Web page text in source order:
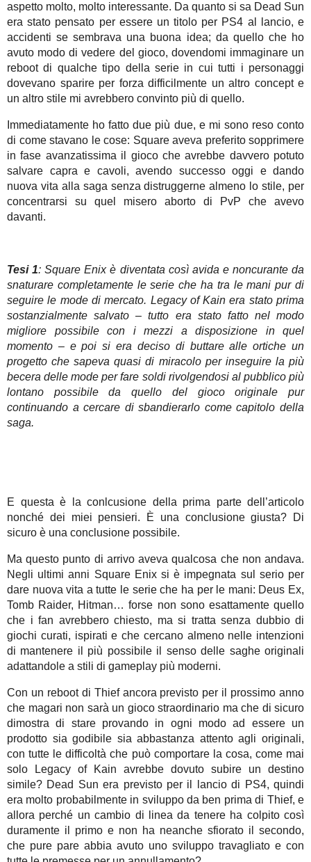
aspetto molto, molto interessante. Da quanto si sa Dead Sun
era stato pensato per essere un titolo per PS4 al lancio, e
accidenti se sembrava una buona idea; da quello che ho
avuto modo di vedere del gioco, dovendomi immaginare un
reboot di qualche tipo della serie in cui tutti i personaggi
dovevano sparire per forza difficilmente un altro concept e
un altro stile mi avrebbero convinto più di quello.
Immediatamente ho fatto due più due, e mi sono reso conto
di come stavano le cose: Square aveva preferito sopprimere
in fase avanzatissima il gioco che avrebbe davvero potuto
salvare capra e cavoli, avendo successo oggi e dando
nuova vita alla saga senza distruggerne almeno lo stile, per
concentrarsi su quel misero aborto di PvP che avevo
davanti.
Tesi 1: Square Enix è diventata così avida e noncurante da
snaturare completamente le serie che ha tra le mani pur di
seguire le mode di mercato. Legacy of Kain era stato prima
sostanzialmente salvato – tutto era stato fatto nel modo
migliore possibile con i mezzi a disposizione in quel
momento – e poi si era deciso di buttare alle ortiche un
progetto che sapeva quasi di miracolo per inseguire la più
becera delle mode per fare soldi rivolgendosi al pubblico più
lontano possibile da quello del gioco originale pur
continuando a cercare di sbandierarlo come capitolo della
saga.
E questa è la conlcusione della prima parte dell’articolo
nonché dei miei pensieri. È una conclusione giusta? Di
sicuro è una conclusione possibile.
Ma questo punto di arrivo aveva qualcosa che non andava.
Negli ultimi anni Square Enix si è impegnata sul serio per
dare nuova vita a tutte le serie che ha per le mani: Deus Ex,
Tomb Raider, Hitman… forse non sono esattamente quello
che i fan avrebbero chiesto, ma si tratta senza dubbio di
giochi curati, ispirati e che cercano almeno nelle intenzioni
di mantenere il più possibile il senso delle saghe originali
adattandole a stili di gameplay più moderni.
Con un reboot di Thief ancora previsto per il prossimo anno
che magari non sarà un gioco straordinario ma che di sicuro
dimostra di stare provando in ogni modo ad essere un
prodotto sia godibile sia abbastanza attento agli originali,
con tutte le difficoltà che può comportare la cosa, come mai
solo Legacy of Kain avrebbe dovuto subire un destino
simile? Dead Sun era previsto per il lancio di PS4, quindi
era molto probabilmente in sviluppo da ben prima di Thief, e
allora perché un cambio di linea da tenere ha colpito così
duramente il primo e non ha neanche sfiorato il secondo,
che pure pare abbia avuto uno sviluppo travagliato e con